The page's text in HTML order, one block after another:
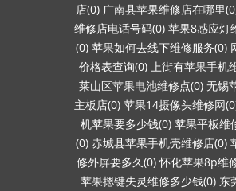
店(0) 广南县苹果维修店在哪里
维修店电话号码(0) 苹果8感应灯
(0) 苹果如何去线下维修服务(0)
价格表查询(0) 上街有苹果手机
莱山区苹果电池维修点(0) 无锡
主板店(0) 苹果14摄像头维修网
机苹果要多少钱(0) 苹果平板维
(0) 赤城县苹果手机壳维修店(0)
修外屏要多久(0) 怀化苹果8p维
苹果摁键失灵维修多少钱(0) 东